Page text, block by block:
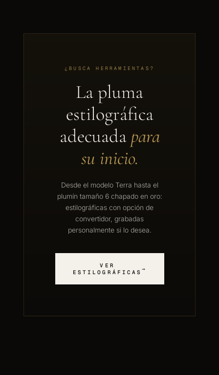
¿BUSCA HERRAMIENTAS?
La pluma
estilográfica
adecuada para
su inicio.
Desde el modelo Terra hasta el
plumín tamaño 6 chapado en oro:
estilográficas con opción de
convertidor, grabadas
personalmente si lo desea.
VER
ESTILOGRÁFICAS →